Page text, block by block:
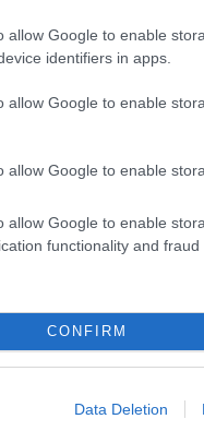
allow Google to enable
identifiers in apps.
allow Google to enable
allow Google to enable
allow Google to enable
functionality and
CONFIRM
Data Deletion
kollektív
meg.
meg a
munkaköri
esetén